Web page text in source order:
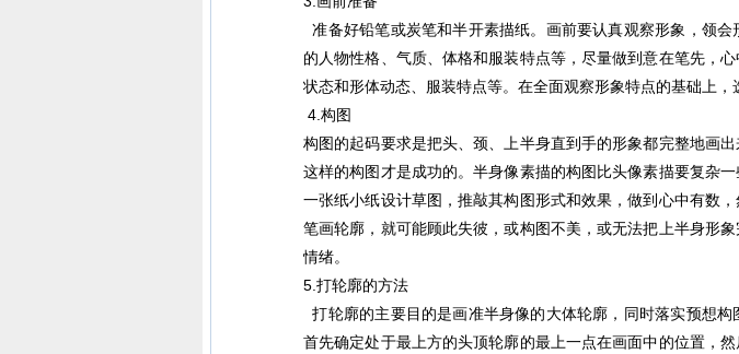
准备好铅笔或炭笔和半开素描纸。画前要认真观察形象，领
的人物性格、气质、体格和服装特点等，尽量做到意在笔先，
状态和形体动态、服装特点等。在全面观察形象特点的基础上，
4.构图
构图的起码要求是把头、颈、上半身直到手的形象都完整地画
这样的构图才是成功的。半身像素描的构图比头像素描要复杂
一张纸小纸设计草图，推敲其构图形式和效果，做到心中有数
笔画轮廓，就可能顾此失彼，或构图不美，或无法把上半身形
情绪。
5.打轮廓的方法
打轮廓的主要目的是画准半身像的大体轮廓，同时落实预想
首先确定处于最上方的头顶轮廓的最上一点在画面中的位置，